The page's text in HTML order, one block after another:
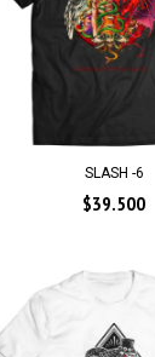
SLASH -6
$39.500